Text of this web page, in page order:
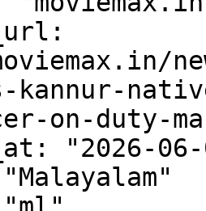
on-duty-
"2026-06-